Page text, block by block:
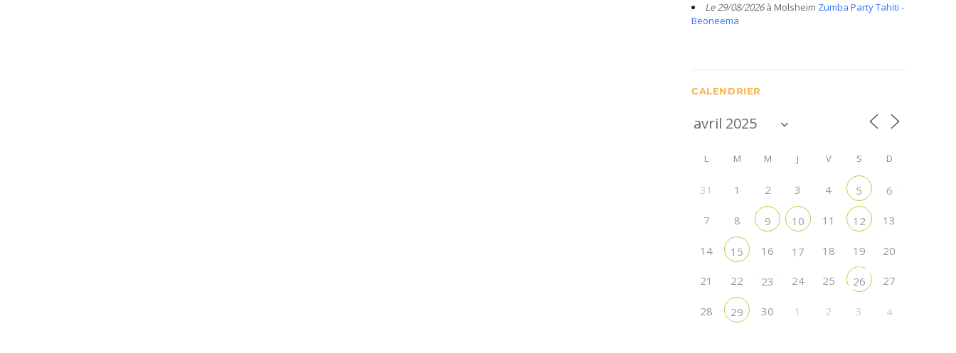
Le 29/08/2026à Molsheim Zumba Party Tahiti -
Beoneema
CALENDRIER
L M M J V S D
31 1 2 3 4 5 6
7 8 9 10 11 12 13
14 15 16 17 18 19 20
21 22 23 24 25 26 27
28 29 30 1 2 3 4